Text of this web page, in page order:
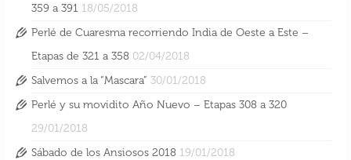
359 a 391 18/05/2018
Perlé de Cuaresma recorriendo India de Oeste a Este –
Etapas de 321 a 358 02/04/2018
Salvemos a la “Mascara” 30/01/2018
Perlé y su movidito Año Nuevo – Etapas 308 a 320
29/01/2018
Sábado de los Ansiosos 2018 19/01/2018